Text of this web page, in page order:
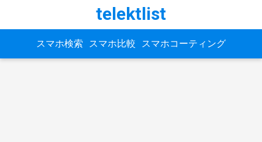
telektlist
スマホ検索 スマホ比較 スマホコーティング